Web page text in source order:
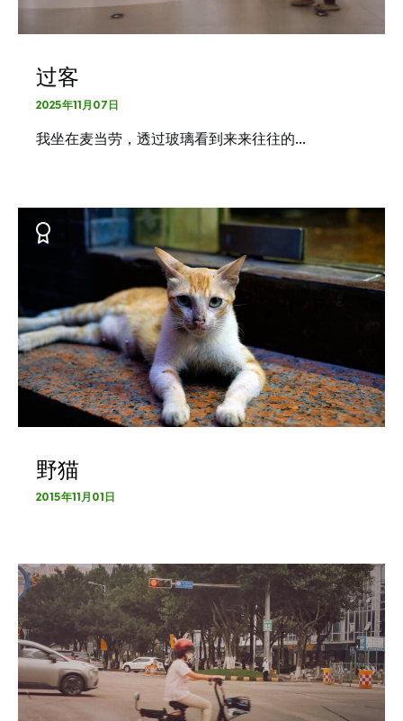
过客
2025年11月07日
我坐在麦当劳，透过玻璃看到来来往往的…
野猫
2015年11月01日